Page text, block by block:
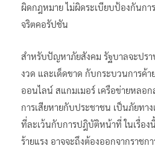
ผิดกฎหมาย ไม่ผิดระเบียบป้องกันกา
จริตคอรัปชัน
สำหรับปัญหาภัยสังคม รัฐบาลจะปรา
งวด และเด็ดขาด กับกระบวนการค้
ออนไลน์ สแกมเมอร์ เครือข่ายหลอ
การเสียหายกับประชาชน เป็นภัยทา
ที่ละเว้นกับการปฎิบัติหน้าที่ ในเรื่อง
ร้ายแรง อาจจะถึงต้องออกจากราชก